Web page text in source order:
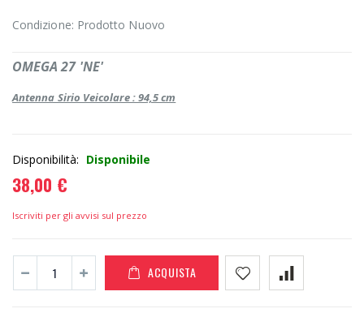
Condizione: Prodotto Nuovo
OMEGA 27 'NE'
Antenna Sirio Veicolare : 94,5 cm
Disponibilità: Disponibile
38,00 €
Iscriviti per gli avvisi sul prezzo
ACQUISTA